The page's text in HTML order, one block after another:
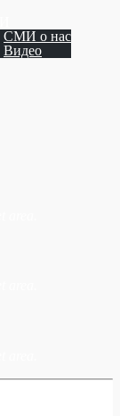
СМИ о нас
Видео